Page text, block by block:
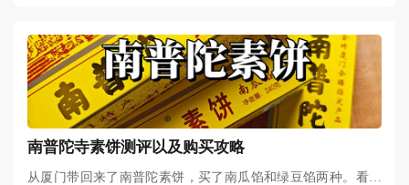
南普陀寺素饼测评以及购买攻略
从厦门带回来了南普陀素饼，买了南瓜馅和绿豆馅两种。看别